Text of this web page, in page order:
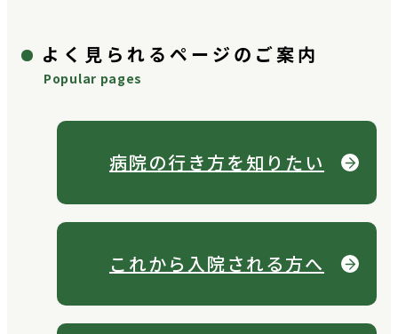
よく見られるページのご案内
Popular pages
病院の行き方を知りたい
これから入院される方へ